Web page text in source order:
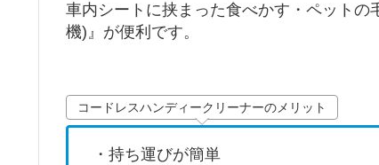
車内シートに挟まった食べかす・ペット
機)』が便利です。
コードレスハンディークリーナーのメリット
・持ち運びが簡単